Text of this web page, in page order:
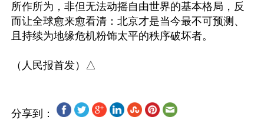
所作所为，非但无法动摇自由世界的基本格局，反
而让全球愈来愈看清：北京才是当今最不可预测、
且持续为地缘危机粉饰太平的秩序破坏者。
分享到：